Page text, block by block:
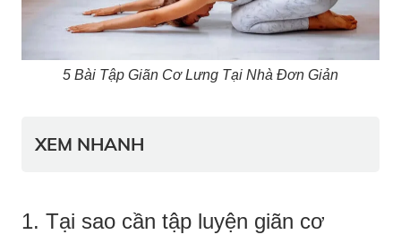
5 Bài Tập Giãn Cơ Lưng Tại Nhà Đơn Giản
XEM NHANH
1. Tại sao cần tập luyện giãn cơ